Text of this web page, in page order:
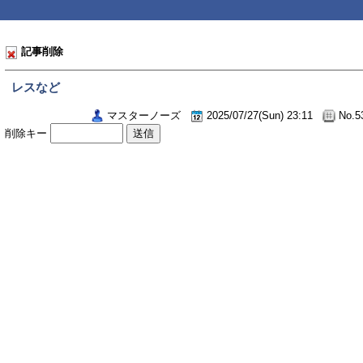
記事削除
レスなど
マスターノーズ 2025/07/27(Sun) 23:11
削除キー